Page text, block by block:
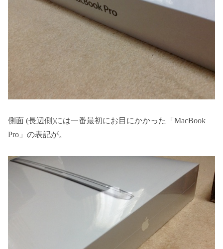
側面 (長辺側)には一番最初にお目にかかった「MacBook
Pro」の表記が。